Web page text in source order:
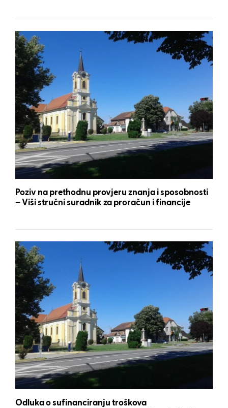
Poziv na prethodnu provjeru znanja i sposobnosti
– Viši stručni suradnik za proračun i financije
Odluka o sufinanciranju troškova